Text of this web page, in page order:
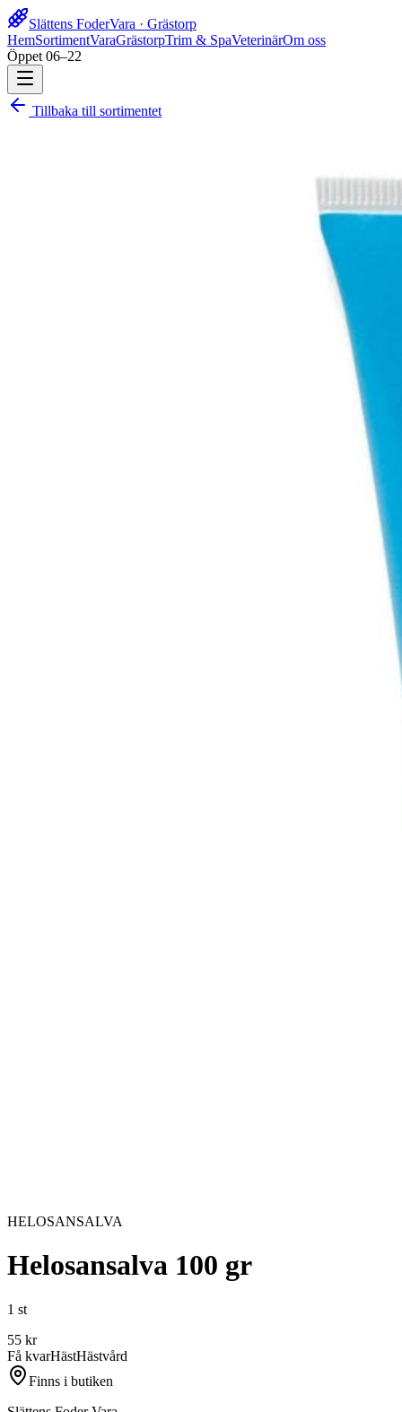
Slättens FoderVara · Grästorp
HemSortimentVaraGrästorpTrim & SpaVeterinärOm oss
Öppet 06–22
Tillbaka till sortimentet
HELOSANSALVA
Helosansalva 100 gr
1 st
55 kr
Få kvarHästHästvård
Finns i butiken